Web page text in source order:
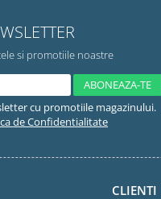
si promotiile noastre
cu promotiile magazinului.
de Confidentialitate
CLIENTI